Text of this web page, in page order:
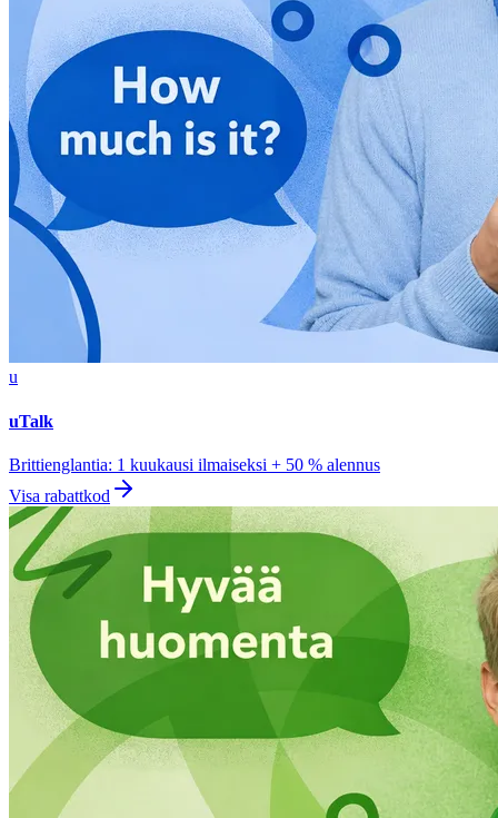
u
uTalk
Brittienglantia: 1 kuukausi ilmaiseksi + 50 % alennus
Visa rabattkod